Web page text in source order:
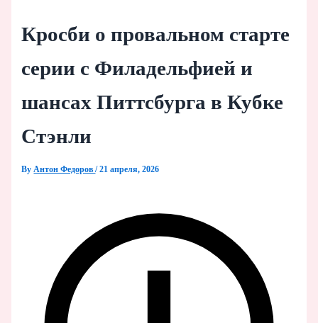
Кросби о провальном старте
серии с Филадельфией и
шансах Питтсбурга в Кубке
Стэнли
By Антон Федоров/21 апреля, 2026